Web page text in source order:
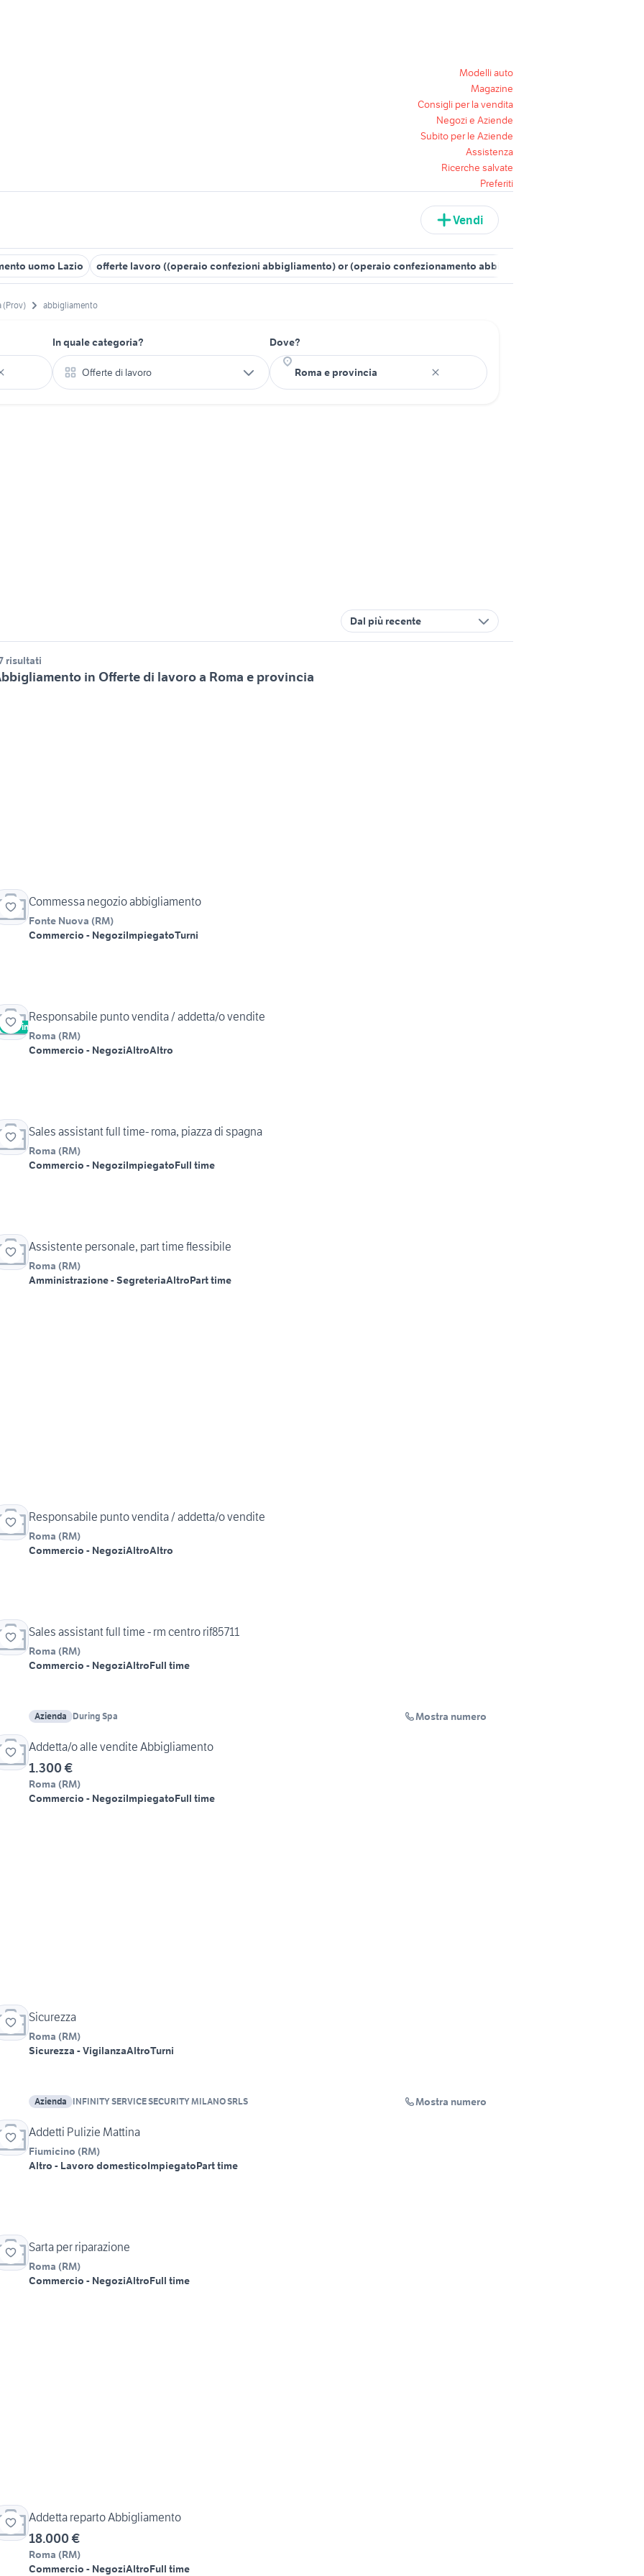
Modelli auto
Magazine
Consigli per la vendita
Negozi e Aziende
Subito per le Aziende
Assistenza
Ricerche salvate
Preferiti
Vendi
uomo Lazio offerte lavoro ((operaio confezioni abbigliamento) or (operaio confezionamento abbigliamento) or
(Prov) abbigliamento
In quale categoria?
Offerte di lavoro
Dove?
Dal più recente
risultati
in Offerte di lavoro a Roma e provincia
Commessa negozio abbigliamento
Fonte Nuova (RM)
Commercio - NegoziImpiegatoTurni
Vetrina
Responsabile punto vendita / addetta/o vendite
Roma (RM)
Commercio - NegoziAltroAltro
Sales assistant full time- roma, piazza di spagna
Roma (RM)
Commercio - NegoziImpiegatoFull time
Assistente personale, part time flessibile
Roma (RM)
Amministrazione - SegreteriaAltroPart time
Responsabile punto vendita / addetta/o vendite
Roma (RM)
Commercio - NegoziAltroAltro
Sales assistant full time - rm centro rif85711
Roma (RM)
Commercio - NegoziAltroFull time
Azienda During Spa Mostra numero
Addetta/o alle vendite Abbigliamento
1.300 €
Roma (RM)
Commercio - NegoziImpiegatoFull time
Sicurezza
Roma (RM)
Sicurezza - VigilanzaAltroTurni
Azienda INFINITY SERVICE SECURITY MILANO SRLS Mostra numero
Addetti Pulizie Mattina
Fiumicino (RM)
Altro - Lavoro domesticoImpiegatoPart time
Sarta per riparazione
Roma (RM)
Commercio - NegoziAltroFull time
Addetta reparto Abbigliamento
18.000 €
Roma (RM)
Commercio - NegoziAltroFull time